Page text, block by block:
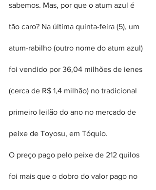
sabemos. Mas, por que o atum azul é
tão caro? Na última quinta-feira (5), um
atum-rabilho (outro nome do atum azul)
foi vendido por 36,04 milhões de ienes
(cerca de R$ 1,4 milhão) no tradicional
primeiro leilão do ano no mercado de
peixe de Toyosu, em Tóquio.
O preço pago pelo peixe de 212 quilos
foi mais que o dobro do valor pago no